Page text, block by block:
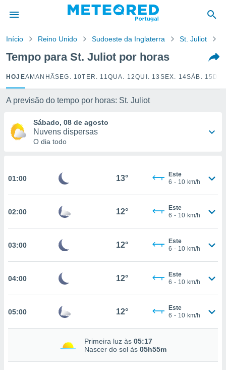
da
foi
as
fornecidas
digital
a nossa
de alta
botão
ou
ACEITAR
CONTINUAR
CONFIGURAÇÕES
Início Reino Unido Sudoeste da Inglaterra St. Juliot
Tempo para St. Juliot por horas
HOJEAMANHÃSEG. 10TER. 11QUA. 12QUI. 13 SEX. 14SÁB. 15
A previsão do tempo por horas: St. Juliot
Sábado, 08 de agosto
Nuvens dispersas
O dia todo
01:00 13°
Este
6 - 10 km/h
02:00 12°
Este
6 - 10 km/h
03:00 12°
Este
6 - 10 km/h
04:00 12°
Este
6 - 10 km/h
05:00 12°
Este
6 - 10 km/h
Primeira luz às 05:17
Nascer do sol às 05h55m